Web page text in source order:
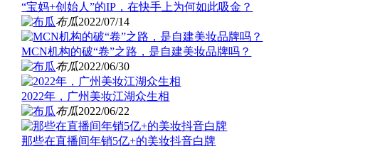
“宝妈+创始人”的IP，在快手上为何如此吸金？
布瓜2022/07/14
MCN机构的破“卷”之路，是自建美妆品牌吗？
布瓜2022/06/30
2022年，广州美妆江湖众生相
布瓜2022/06/22
那些在直播间年销5亿+的美妆抖音白牌